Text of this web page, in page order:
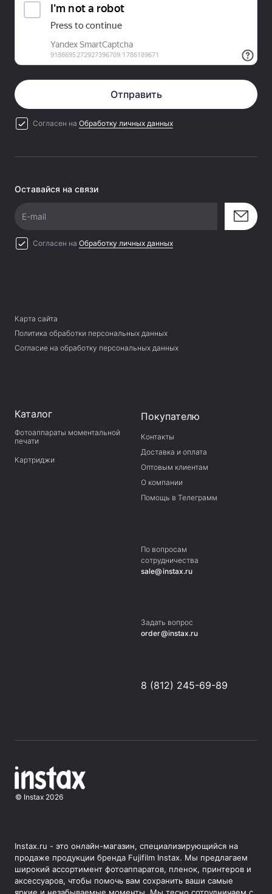
Отправить
Согласен на Обработку личных данных
Оставайся на связи
E-mail
Согласен на Обработку личных данных
Карта сайта
Политика обработки персональных данных
Согласие на обработку персональных данных
Каталог
Фотоаппараты моментальной
печати
Картриджи
Покупателю
Контакты
Доставка и оплата
Оптовым клиентам
О компании
Помощь в Телеграмм
По вопросам
сотрудничества
sale@instax.ru
Задать вопрос
order@instax.ru
8 (812) 245-69-89
© Instax 2026
Instax.ru - это онлайн-магазин, специализирующийся на
продаже продукции бренда Fujifilm Instax. Мы предлагаем
широкий ассортимент фотоаппаратов, пленок, принтеров и
аксессуаров, чтобы помочь вам сохранить ваши самые